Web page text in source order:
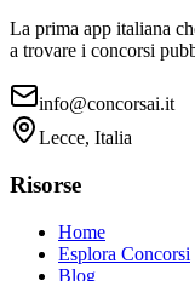
La prima app italiana
a trovare i concorsi
info@concorsai.it
Lecce, Italia
Risorse
Home
Esplora Concorsi
Blog